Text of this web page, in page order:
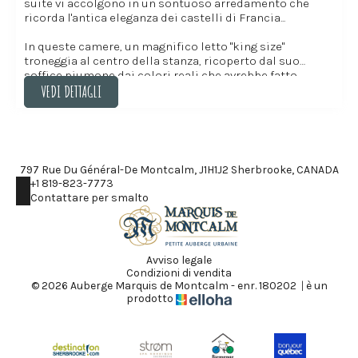
suite vi accolgono in un sontuoso arredamento che
ricorda l'antica eleganza dei castelli di Francia...
In queste camere, un magnifico letto "king size"
troneggia al centro della stanza, ricoperto dal suo
soffice piumone dai colori reali che avrebbe fatto
invidia a Luigi XIV...
salotto privato, dove dorature, cristalli e marmi si
uniscono in modo grandioso e ti immergono in un
mondo di opulenza e lusso... Un piccolo gioiello di
eleganza!
VEDI DETTAGLI
797 Rue Du Général-De Montcalm, J1H1J2 Sherbrooke, CANADA
+1 819-823-7773
Contattare per smalto
Avviso legale
Condizioni di vendita
© 2026 Auberge Marquis de Montcalm - enr. 180202 | è un
prodotto